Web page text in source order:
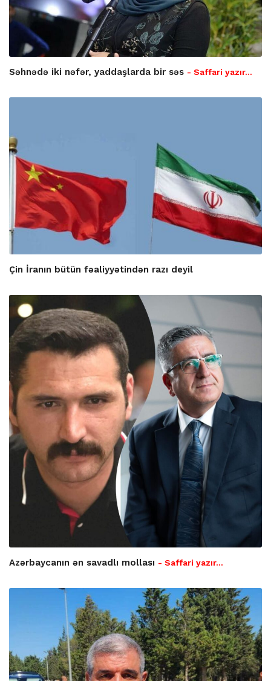
Səhnədə iki nəfər, yaddaşlarda bir səs - Saffari yazır…
Çin İranın bütün fəaliyyətindən razı deyil
Azərbaycanın ən savadlı mollası - Saffari yazır…